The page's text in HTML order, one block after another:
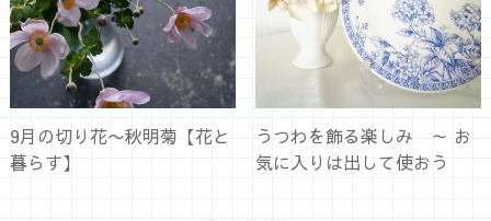
9月の切り花〜秋明菊【花と
暮らす】
うつわを飾る楽しみ ～ お
気に入りは出して使おう